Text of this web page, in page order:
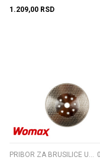
1.209,00 RSD
PRIBOR ZA BRUSILICE UGAONE